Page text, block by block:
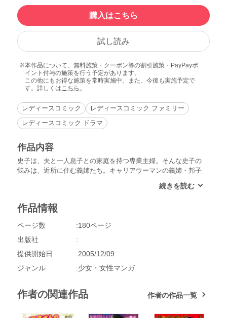
購入はこちら
試し読み
本作品について、無料施策・クーポン等の割引施策・PayPayポ
イント付与の施策を行う予定があります。
この他にもお得な施策を常時実施中、また、今後も実施予定で
す。詳しくは こちら 。
レディースコミック
レディースコミック ファミリー
レディースコミック ドラマ
作品内容
史子は、夫と一人息子との家庭を持つ専業主婦。そんな史子の
悩みは、近所に住む義姉たち。キャリアウーマンの義姉・邦子
が多かった。そんな中、邦子と邦子の夫の不仲が目立つように
作品情報
ページ数
180ページ
出版社
提供開始日
2005/12/09
ジャンル
少女・女性マンガ
作者の関連作品 作者の作品一覧